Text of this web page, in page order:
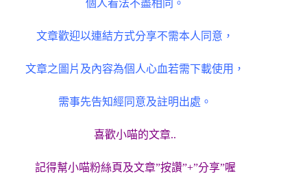
個人看法不盡相同。
文章歡迎以連結方式分享不需本人同意，
文章之圖片及內容為個人心血若需下載使用，
需事先告知經同意及註明出處。
喜歡小喵的文章..
記得幫小喵粉絲頁及文章”按讚”+”分享”喔